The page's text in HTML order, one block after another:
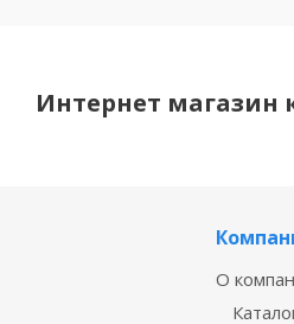
Интернет магазин
О